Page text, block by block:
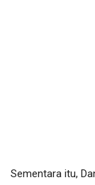
Sementara itu,